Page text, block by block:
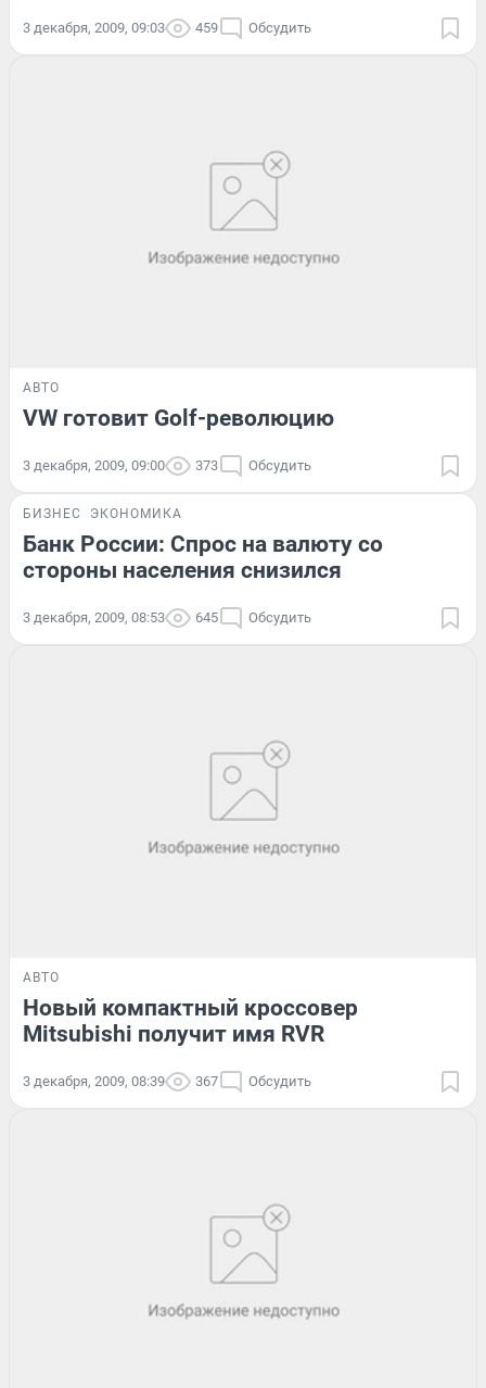
3 декабря, 2009, 09:03 459 Обсудить
АВТО
VW готовит Golf-революцию
3 декабря, 2009, 09:00 373 Обсудить
БИЗНЕС ЭКОНОМИКА
Банк России: Спрос на валюту со
стороны населения снизился
3 декабря, 2009, 08:53 645 Обсудить
АВТО
Новый компактный кроссовер
Mitsubishi получит имя RVR
3 декабря, 2009, 08:39 367 Обсудить